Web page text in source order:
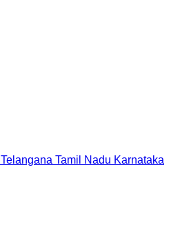
Telangana Tamil Nadu Karnataka